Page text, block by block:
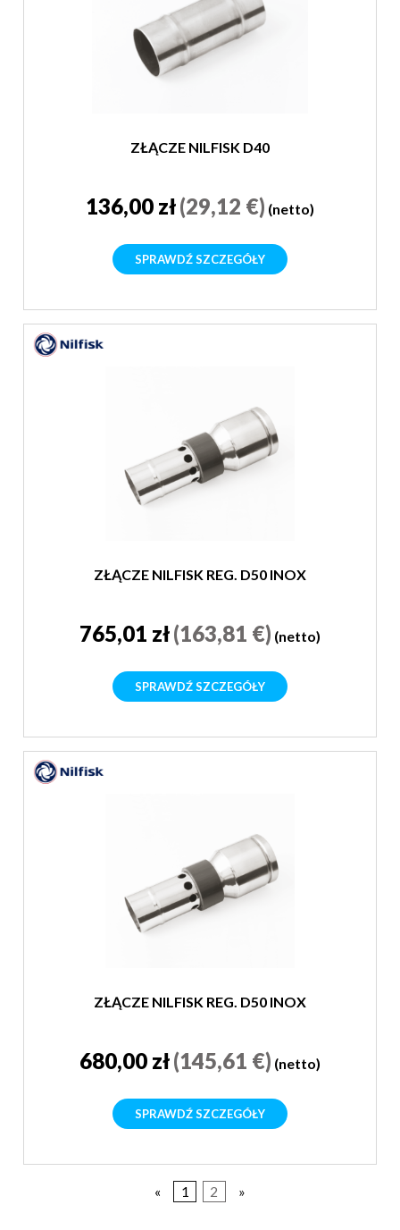
ZŁĄCZE NILFISK D40
136,00 zł(29,12 €) (netto)
SPRAWDŹ SZCZEGÓŁY
ZŁĄCZE NILFISK REG. D50 INOX
765,01 zł(163,81 €) (netto)
SPRAWDŹ SZCZEGÓŁY
ZŁĄCZE NILFISK REG. D50 INOX
680,00 zł(145,61 €) (netto)
SPRAWDŹ SZCZEGÓŁY
« 1 2 »